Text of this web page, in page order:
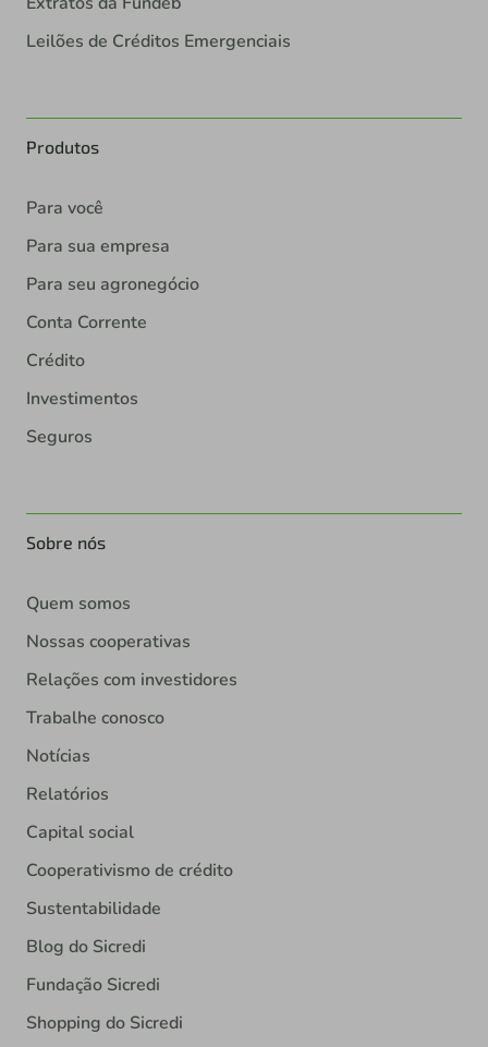
Leilões de Créditos Emergenciais
Produtos
Para você
Para sua empresa
Para seu agronegócio
Conta Corrente
Crédito
Investimentos
Seguros
Sobre nós
Quem somos
Nossas cooperativas
Relações com investidores
Trabalhe conosco
Notícias
Relatórios
Capital social
Cooperativismo de crédito
Sustentabilidade
Blog do Sicredi
Fundação Sicredi
Shopping do Sicredi